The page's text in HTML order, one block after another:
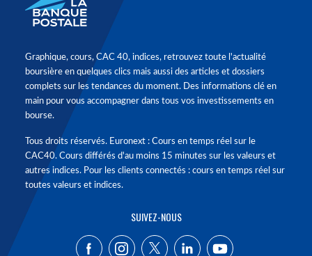
Graphique, cours, CAC 40, indices, retrouvez toute l'actualité
boursière en quelques clics mais aussi des articles et dossiers
complets sur les tendances du moment. Des informations clé en
main pour vous accompagner dans tous vos investissements en
bourse.
Tous droits réservés. Euronext : Cours en temps réel sur le
CAC40. Cours différés d'au moins 15 minutes sur les valeurs et
autres indices. Pour les clients connectés : cours en temps réel sur
toutes valeurs et indices.
SUIVEZ-NOUS